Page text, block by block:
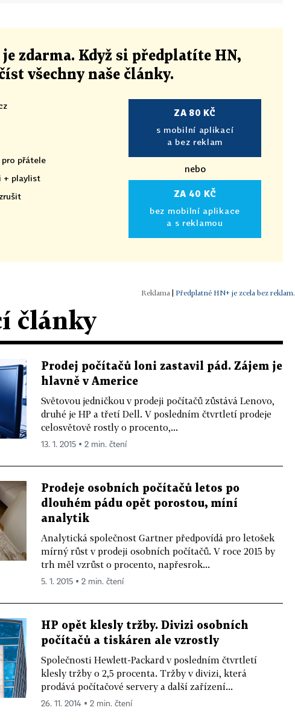
je zdarma. Když si předplatíte HN,
všechny naše články.
pro přátele
+ playlist
ZA 80 KČ
s mobilní aplikací
a bez reklam
nebo
ZA 40 KČ
bez mobilní aplikace
a s reklamou
| Předplatné HN+ je zcela bez reklam.
články
Prodej počítačů loni zastavil pád. Zájem je
hlavně v Americe
Světovou jedničkou v prodeji počítačů zůstává Lenovo,
druhé je HP a třetí Dell. V posledním čtvrtletí prodeje
celosvětově rostly o procento,...
13. 1. 2015 ▪ 2 min. čtení
Prodeje osobních počítačů letos po
dlouhém pádu opět porostou, míní
analytik
Analytická společnost Gartner předpovídá pro letošek
mírný růst v prodeji osobních počítačů. V roce 2015 by
trh měl vzrůst o procento, napřesrok...
5. 1. 2015 ▪ 2 min. čtení
HP opět klesly tržby. Divizi osobních
počítačů a tiskáren ale vzrostly
Společnosti Hewlett-Packard v posledním čtvrtletí
klesly tržby o 2,5 procenta. Tržby v divizi, která
prodává počítačové servery a další zařízení...
26. 11. 2014 ▪ 2 min. čtení